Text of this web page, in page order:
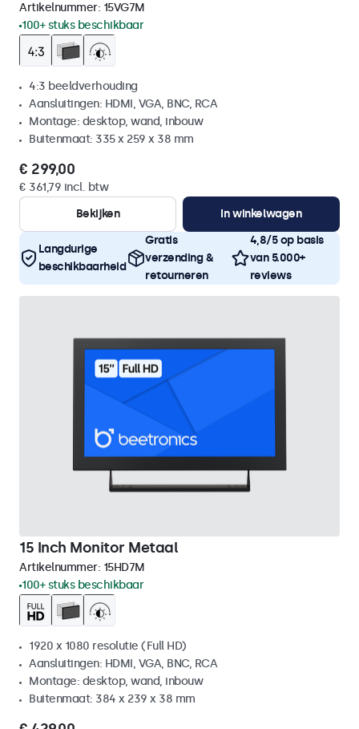
Artikelnummer: 15VG7M
100+ stuks beschikbaar
4:3 beeldverhouding
Aansluitingen: HDMI, VGA, BNC, RCA
Montage: desktop, wand, inbouw
Buitenmaat: 335 x 259 x 38 mm
€ 299,00
€ 361,79 incl. btw
Bekijken
In winkelwagen
Langdurige
beschikbaarheid
Gratis
verzending &
retourneren
4,8/5 op basis
van 5.000+
reviews
15 Inch Monitor Metaal
Artikelnummer: 15HD7M
100+ stuks beschikbaar
1920 x 1080 resolutie (Full HD)
Aansluitingen: HDMI, VGA, BNC, RCA
Montage: desktop, wand, inbouw
Buitenmaat: 384 x 239 x 38 mm